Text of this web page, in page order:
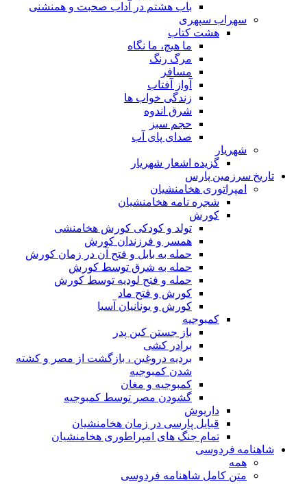
باب هشتم در آداب صحبت و همنشنى
سهراب سپهری
هشت کتاب
ما هیچ، ما نگاه
مرگ رنگ
مسافر
آواز آفتاب
زندگی خواب ها
شرق اندوه
حجم سبز
صدای پای آب
شهریار
گزیده اشعار شهریار
تاریخ سرزمین پارس
امپراتوری هخامنشیان
شجره نامه هخامنشیان
کورش
تولد و کودکی کورش هخامنشی
همسر و فرزندان کورش
حمله به بابل و فتح آن در زمان کورش
حمله به شرق توسط کورش
حمله و فتح لودیه توسط کورش
کورش و فتح ماد
کورش و یونانیان آسیا
کمبوجیه
باز جستن کین پدر
برادر کشی
بردیه دروغین ، بازگشت از مصر و کشته
شدن کمبوجیه
کمبوجیه و مغان
گشودن مصر توسط کمبوجیه
داریوش
قبایل پارسی در زمان هخامنشیان
تمام جنگ های امپراطوری هخامنشیان
شاهنامه فردوسی
همه
متن کامل شاهنامه فردوسی